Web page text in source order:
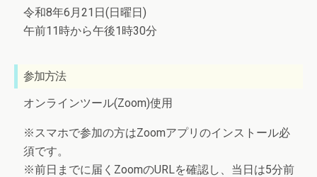
令和8年6月21日(日曜日)
午前11時から午後1時30分
参加方法
オンラインツール(Zoom)使用
※スマホで参加の方はZoomアプリのインストール必
須です。
※前日までに届くZoomのURLを確認し、当日は5分前